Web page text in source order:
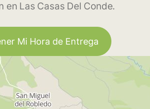
en Las Casas Del Conde.
Mi Hora de Entrega